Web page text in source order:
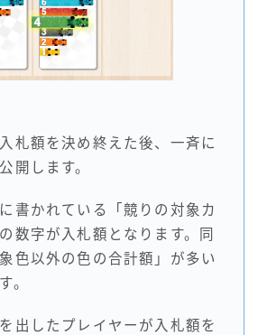
札額を決め終えた後、一斉に
開します。
書かれている「競りの対象カ
数字が入札額となります。同
色以外の色の合計額」が多い
。
出したプレイヤーが入札額を